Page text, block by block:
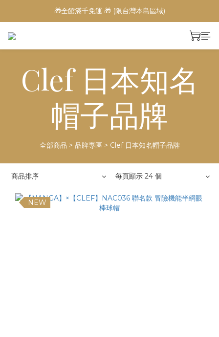
🎁全館滿千免運 🎁 (限台灣本島區域)
Clef 日本知名
帽子品牌
全部商品 > 品牌專區 > Clef 日本知名帽子品牌
商品排序 每頁顯示 24 個
NEW